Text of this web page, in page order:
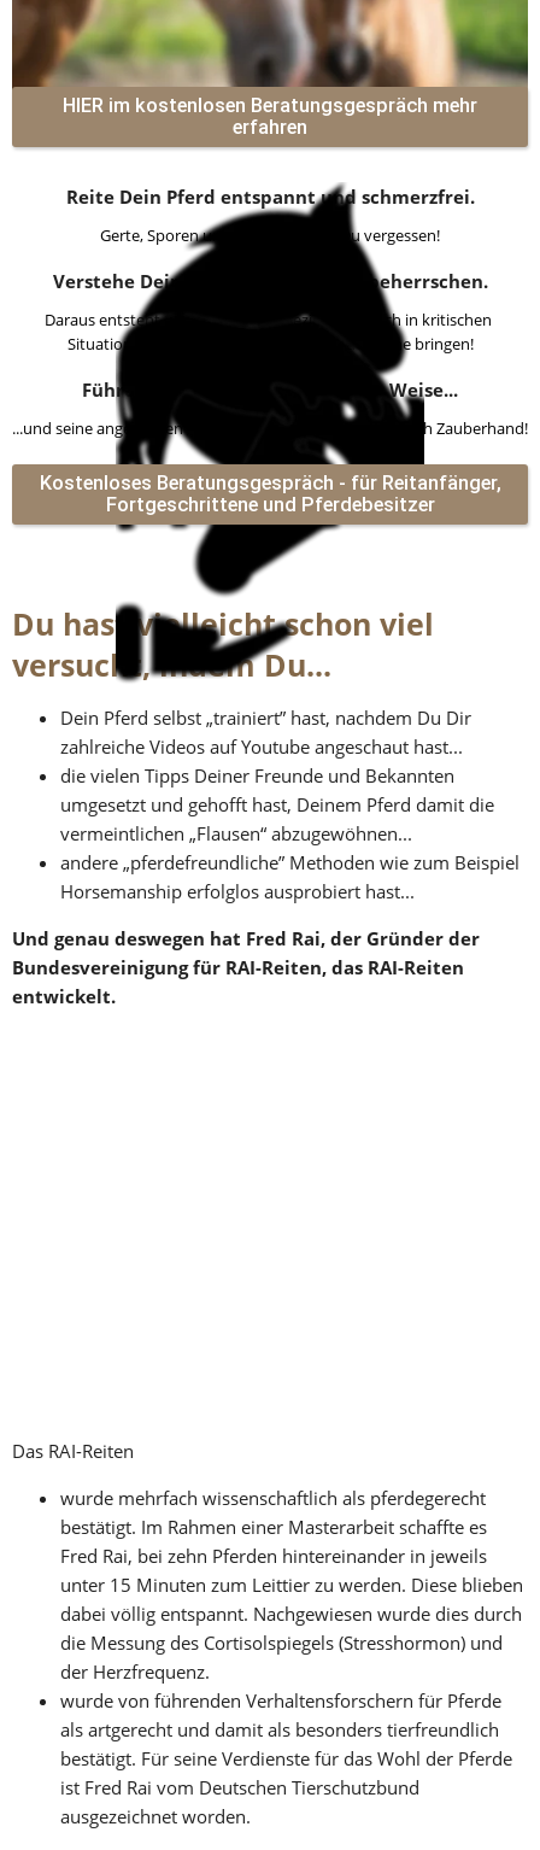
Das kannst Du auch und noch Vieles mehr!
HIER im kostenlosen Beratungsgespräch mehr
erfahren
Reite Dein Pferd entspannt und schmerzfrei.
Gerte, Sporen und Trense kannst Du vergessen!
Verstehe Dein Pferd, anstatt es zu beherrschen.
Daraus entsteht eine verlässliche Beziehung. Auch in kritischen
Situationen wird Euch nichts mehr aus der Ruhe bringen!
Führe Dein Pferd auf artgerechte Weise...
...und seine angeblichen „Macken“ verschwinden wie durch Zauberhand!
Kostenloses Beratungsgespräch - für Reitanfänger,
Fortgeschrittene und Pferdebesitzer
Du hast vielleicht schon viel
versucht, indem Du...
Dein Pferd selbst „trainiert” hast, nachdem Du Dir
zahlreiche Videos auf Youtube angeschaut hast...
die vielen Tipps Deiner Freunde und Bekannten
umgesetzt und gehofft hast, Deinem Pferd damit die
vermeintlichen „Flausen“ abzugewöhnen...
andere „pferdefreundliche” Methoden wie zum Beispiel
Horsemanship erfolglos ausprobiert hast...
Und genau deswegen hat Fred Rai, der Gründer der
Bundesvereinigung für RAI-Reiten, das RAI-Reiten
entwickelt.
Das RAI-Reiten
wurde mehrfach wissenschaftlich als pferdegerecht
bestätigt. Im Rahmen einer Masterarbeit schaffte es
Fred Rai, bei zehn Pferden hintereinander in jeweils
unter 15 Minuten zum Leittier zu werden. Diese blieben
dabei völlig entspannt. Nachgewiesen wurde dies durch
die Messung des Cortisolspiegels (Stresshormon) und
der Herzfrequenz.
wurde von führenden Verhaltensforschern für Pferde
als artgerecht und damit als besonders tierfreundlich
bestätigt. Für seine Verdienste für das Wohl der Pferde
ist Fred Rai vom Deutschen Tierschutzbund
ausgezeichnet worden.